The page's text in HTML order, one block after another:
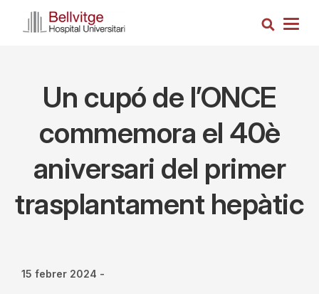
Cerca
Un cupó de l’ONCE
commemora el 40è
aniversari del primer
trasplantament hepàtic
15 febrer 2024 -